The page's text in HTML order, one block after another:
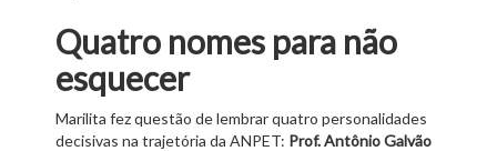
Quatro nomes para não
esquecer
Marilita fez questão de lembrar quatro personalidades
decisivas na trajetória da ANPET: Prof. Antônio Galvão